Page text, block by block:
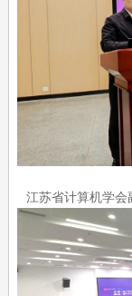
江苏省计算机学会